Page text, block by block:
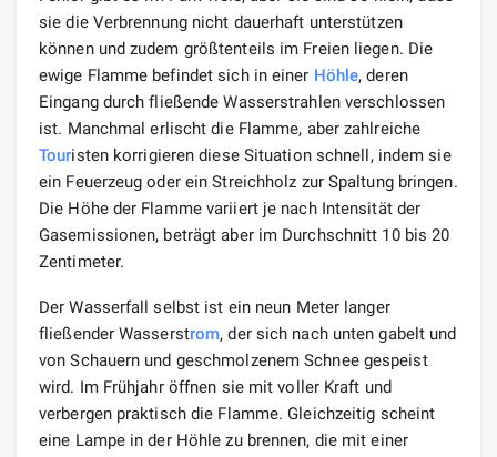
Dieser Ort ist nicht nur bei Touristen
sehr beliebt.
Einwohner benachbarter Städte kommen hierher zum
Picknicken. Es gibt Wanderwege
, Wander- und
Radwege, Spielplätze für Kinder und Tennisplätze für
Erwachsene. Aber für welchen Zweck auch immer
Urlauber hierher kommen, sie besuchen auf jeden Fall
diesen legendären Wasserfall und bewundern die Natur,
die so ungewöhnliche und erstaunliche Phänomene
Dinge nachdenken lassen. Und wenn Sie das Feuer
eines gewöhnlichen Feuers sehr lange betrachten
können, dann können Sie vielleicht eine Ewigkeit lang
auf die Ewige Flamme blicken.
Legenden